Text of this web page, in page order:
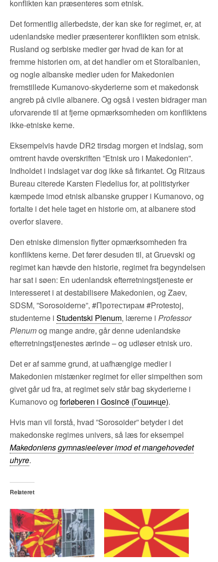
konflikten kan præsenteres som etnisk.
Det formentlig allerbedste, der kan ske for regimet, er, at
udenlandske medier præsenterer konflikten som etnisk.
Rusland og serbiske medier gør hvad de kan for at
fremme historien om, at det handler om et Storalbanien,
og nogle albanske medier uden for Makedonien
fremstillede Kumanovo-skyderierne som et makedonsk
angreb på civile albanere. Og også i vesten bidrager man
uforvarende til at fjerne opmærksomheden om konfliktens
ikke-etniske kerne.
Eksempelvis havde DR2 tirsdag morgen et indslag, som
omtrent havde overskriften ”Etnisk uro i Makedonien”.
Indholdet i indslaget var dog ikke så firkantet. Og Ritzaus
Bureau citerede Karsten Fledelius for, at politistyrker
kæmpede imod etnisk albanske grupper i Kumanovo, og
fortalte i det hele taget en historie om, at albanere stod
overfor slavere.
Den etniske dimension flytter opmærksomheden fra
konfliktens kerne. Det fører desuden til, at Gruevski og
regimet kan hævde den historie, regimet fra begyndelsen
har sat i søen: En udenlandsk efterretningstjeneste er
interesseret i at destabilisere Makedonien, og Zaev,
SDSM, ”Sorosoiderne”, #Протестирам #Protestoj,
studenterne i Studentski Plenum, lærerne i Professor
Plenumog mange andre, går denne udenlandske
efterretningstjenestes ærinde – og udløser etnisk uro.
Det er af samme grund, at uafhængige medier i
Makedonien mistænker regimet for eller simpelthen som
givet går ud fra, at regimet selv står bag skyderierne i
Kumanovo og forløberen i Gosincë (Гошинце).
Hvis man vil forstå, hvad ”Sorosoider” betyder i det
makedonske regimes univers, så læs for eksempel
Makedoniens gymnasieelever imod et mangehovedet
uhyre.
Relateret